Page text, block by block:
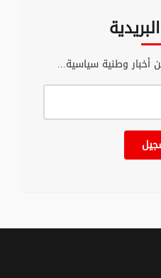
أخبار وطنية سياسية...